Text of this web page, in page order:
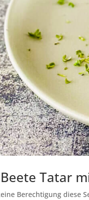
Tatar
Berechtigung diese